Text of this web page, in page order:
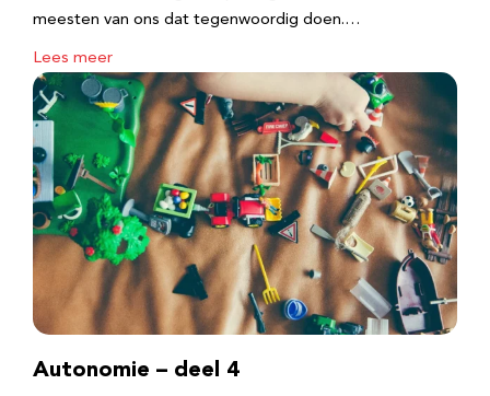
meesten van ons dat tegenwoordig doen.…
Lees meer
Autonomie – deel 4